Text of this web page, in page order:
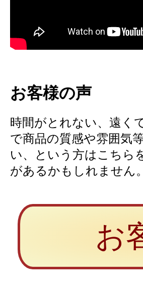
お客様の声
時間がとれない、遠く
で商品の質感や雰囲気
い、という方はこちら
があるかもしれません。
お